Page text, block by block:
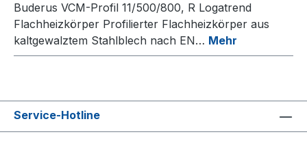
Buderus VCM-Profil 11/500/800, R Logatrend
Flachheizkörper Profilierter Flachheizkörper aus
kaltgewalztem Stahlblech nach EN… Mehr
Service-Hotline